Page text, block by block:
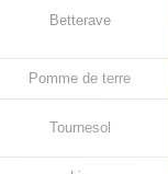
Betterave
Pomme de terre
Tournesol